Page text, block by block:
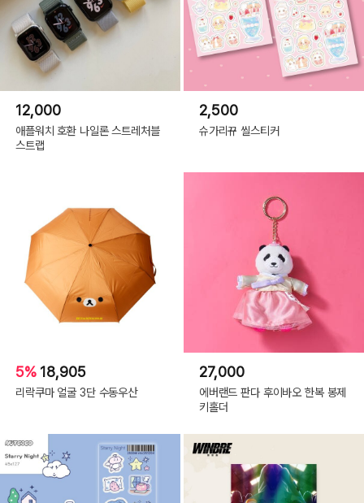
12,000
애플워치 호환 나일론 스트레처블
스트랩
2,500
슈가리뀨 씰스티커
5% 18,905
리락쿠마 얼굴 3단 수동우산
27,000
에버랜드 판다 후이바오 한복 봉제
키홀더